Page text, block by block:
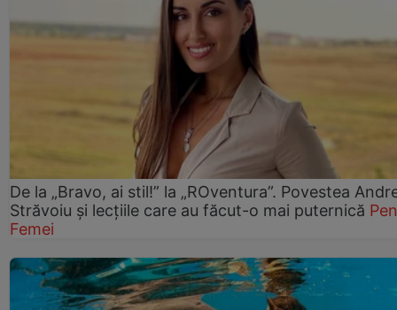
De la „Bravo, ai stil!” la „ROventura”. Povestea
Străvoiu și lecțiile care au făcut-o mai puternică
Femei